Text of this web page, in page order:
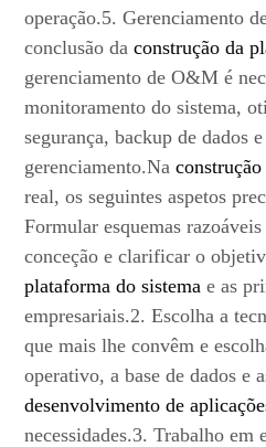
operação.5. Gerenciamento
conclusão daconstrução da
gerenciamento de O&M é
monitoramento do sistema,
segurança, backup de dados
gerenciamento.Na
real, os seguintes aspetos
Formular esquemas
conceção e clarificar o
plataforma do sistema e as
empresariais.2. Escolha a
que mais lhe convêm e
operativo, a base de dados e
desenvolvimento de
necessidades.3. Trabalho em